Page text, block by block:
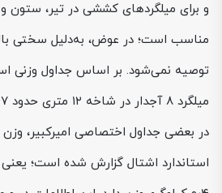
و برای میلگردهای کششی در تیر، ستون
مناسب است؛ در عوض، به‌دلیل سختی
توصیه نمی‌شود. بر اساس جداول وزنی
در بعضی جداول اختصاصی امیرکبیر،
استاندارد اشتال گزارش شده است؛